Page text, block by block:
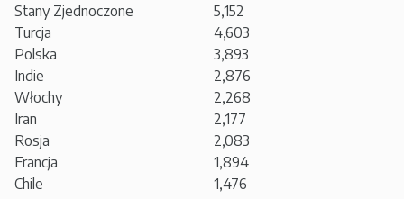
Stany Zjednoczone
5,152
Turcja
4,603
Polska
3,893
Indie
2,876
Włochy
2,268
Iran
2,177
Rosja
2,083
Francja
1,894
Chile
1,476